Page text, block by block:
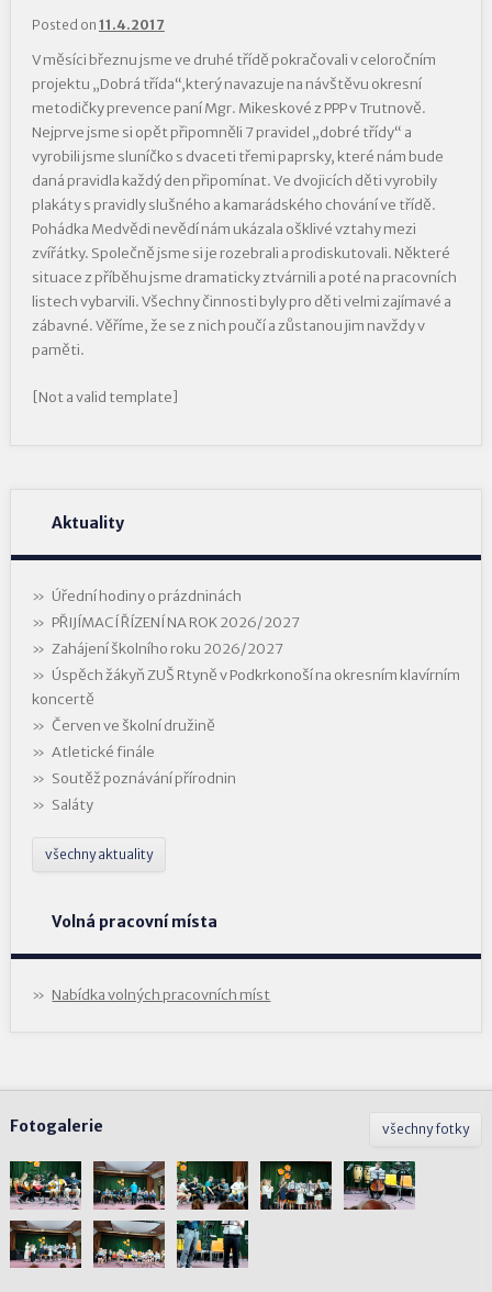
Posted on 11.4.2017
V měsíci březnu jsme ve druhé třídě pokračovali v celoročním
projektu „Dobrá třída“,který navazuje na návštěvu okresní
metodičky prevence paní Mgr. Mikeskové z PPP v Trutnově.
Nejprve jsme si opět připomněli 7 pravidel „dobré třídy“ a
vyrobili jsme sluníčko s dvaceti třemi paprsky, které nám bude
daná pravidla každý den připomínat. Ve dvojicích děti vyrobily
plakáty s pravidly slušného a kamarádského chování ve třídě.
Pohádka Medvědi nevědí nám ukázala ošklivé vztahy mezi
zvířátky. Společně jsme si je rozebrali a prodiskutovali. Některé
situace z příběhu jsme dramaticky ztvárnili a poté na pracovních
listech vybarvili. Všechny činnosti byly pro děti velmi zajímavé a
zábavné. Věříme, že se z nich poučí a zůstanou jim navždy v
paměti.
[Not a valid template]
Aktuality
Úřední hodiny o prázdninách
PŘIJÍMACÍ ŘÍZENÍ NA ROK 2026/2027
Zahájení školního roku 2026/2027
Úspěch žákyň ZUŠ Rtyně v Podkrkonoší na okresním klavírním
koncertě
Červen ve školní družině
Atletické finále
Soutěž poznávání přírodnin
Saláty
všechny aktuality
Volná pracovní místa
Nabídka volných pracovních míst
všechny fotky
Fotogalerie